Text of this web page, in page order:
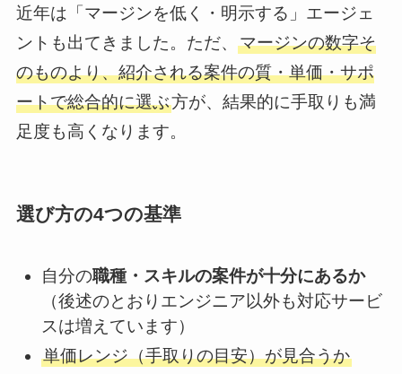
近年は「マージンを低く・明示する」エージェ
ントも出てきました。ただ、 マージンの数字そ
のものより、紹介される案件の質・単価・サポ
ートで総合的に選ぶ方が、結果的に手取りも満
足度も高くなります。
選び方の4つの基準
自分の職種・スキルの案件が十分にあるか
（後述のとおりエンジニア以外も対応サービ
スは増えています）
単価レンジ（手取りの目安）が見合うか